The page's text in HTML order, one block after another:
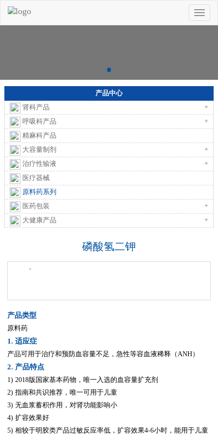
Toggle
产品中心
肾科产品
+
呼吸科产品
+
精麻科产品
大容量制剂
+
治疗性输液
+
医疗器械
原料药系列
医药包装
+
大健康产品
+
磷酸氢二钾
产品类型
原料药
1. 适应症
产品可用于治疗和预防血容量不足，急性等容血液稀释（ANH）
2. 产品特点
1) 2018版国家基本药物，唯一入选的血容量扩充剂
2) 指南和共识推荐，唯一可用于儿童
3) 无血浆蓄积作用，对肾功能影响小
4) 扩容效果好
5) 相较于明胶类产品过敏反应率低，扩容效果4-6小时，能用于儿童